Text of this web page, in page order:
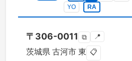
YO
RA
〒 306-0011 ⧉ 📍
茨城県 古河市 東 📋